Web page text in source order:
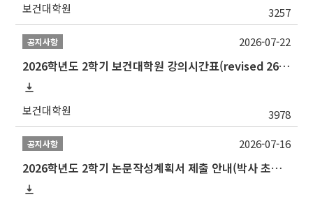
보건대학원 3257
공지사항
2026학년도 2학기 보건대학원 강의시간표(revised 260803)(2026 2nd SEMESTER SNU GSPH TIMETABLE)
보건대학원 3978
2026-07-22
공지사항
2026학년도 2학기 논문작성계획서 제출 안내(박사 초심 일정 포함)_Thesis Proposal
2026-07-16